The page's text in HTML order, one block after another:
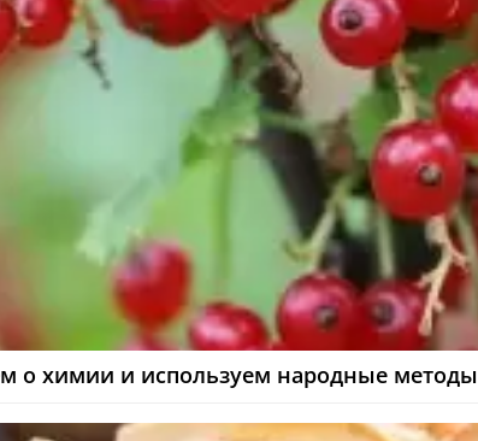
о химии и используем народные методы